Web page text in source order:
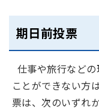
期日前投票
仕事や旅行など
ことができない方
票は、次のいずれ